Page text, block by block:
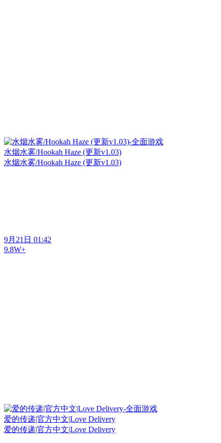
水烟水雾/Hookah Haze (更新v1.03)
水烟水雾/Hookah Haze (更新v1.03)
9月21日 01:42
9.8W+
爱的传递|官方中文|Love Delivery
爱的传递|官方中文|Love Delivery